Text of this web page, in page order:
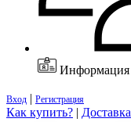
Информация
Вход | Регистрация
Как купить? | Доставка